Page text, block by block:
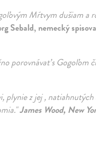
Mŕtvym dušiam a
Sebald, nemecký
porovnávať s Gogoľom
plynie z jej ,
James Wood, New